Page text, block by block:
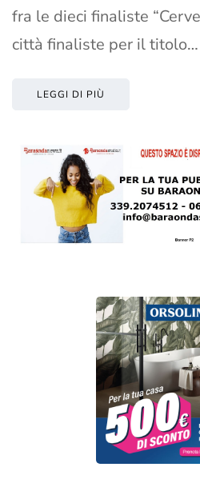
fra le dieci finaliste
città finaliste per il titolo…
LEGGI DI PIÙ